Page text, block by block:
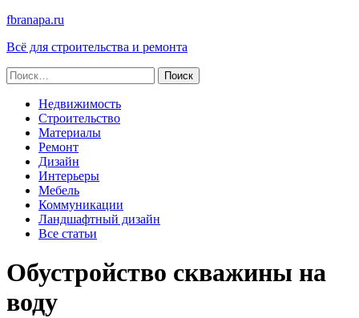
fbranapa.ru
Всё для строительства и ремонта
Найти:
Недвижимость
Строительство
Материалы
Ремонт
Дизайн
Интерьеры
Мебель
Коммуникации
Ландшафтный дизайн
Все статьи
Обустройство скважины на
воду